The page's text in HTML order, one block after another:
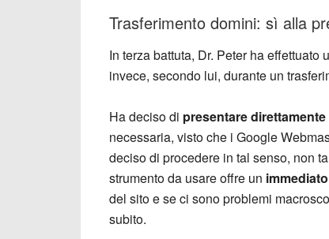
Trasferimento domini: sì alla
In terza battuta, Dr. Peter ha
invece, secondo lui, durante un
Ha deciso di presentare
necessaria, visto che i Google
deciso di procedere in tal senso, non
strumento da usare offre un
del sito e se ci sono problemi
subito.